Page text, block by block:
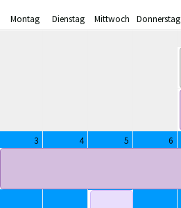
Montag Dienstag Mittwoch Donnerstag
3 4 5 6